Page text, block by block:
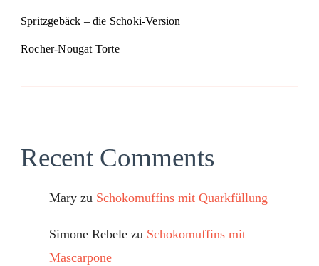
Spritzgebäck – die Schoki-Version
Rocher-Nougat Torte
Recent Comments
Mary zu Schokomuffins mit Quarkfüllung
Simone Rebele zu Schokomuffins mit
Mascarpone